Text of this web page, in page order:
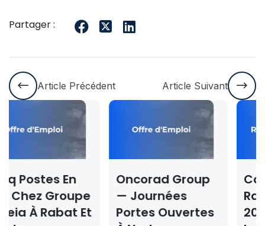
Partager :
Article Précédent Article Suivant
Et
Oncorad Group
— Journées
Portes Ouvertes
Concours
Rabat &
2026-2027 —